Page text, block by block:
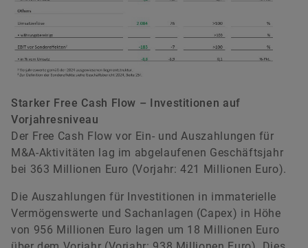
Starker Free Cash Flow – Investitionen auf
Vorjahresniveau
Der Free Cash Flow vor Ein- und Auszahlungen für
M&A-Aktivitäten lag im abgelaufenen Geschäftsjahr
bei 363 Millionen Euro (Vorjahr: 421 Millionen Euro).
Die Auszahlungen für Investitionen in immaterielle
Vermögenswerte und Sachanlagen (Capex) in Höhe
von 956 Millionen Euro lagen um 18 Millionen Euro